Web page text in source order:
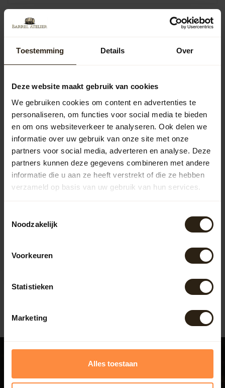
Toestemming Details Over
Deze website maakt gebruik van cookies
We gebruiken cookies om content en advertenties te
personaliseren, om functies voor social media te bieden
en om ons websiteverkeer te analyseren. Ook delen we
informatie over uw gebruik van onze site met onze
partners voor social media, adverteren en analyse. Deze
partners kunnen deze gegevens combineren met andere
informatie die u aan ze heeft verstrekt of die ze hebben
verzameld op basis van uw gebruik van hun services.
Noodzakelijk
Voorkeuren
Statistieken
Marketing
Alles toestaan
Vragen over dit product?
info@barrelatelier.nl
038 - 3760185 . We helpen je graag!
Recently viewed
PERSONALISEREN MOGELIJK
Herring Cask 12,5 Ltr
99,00